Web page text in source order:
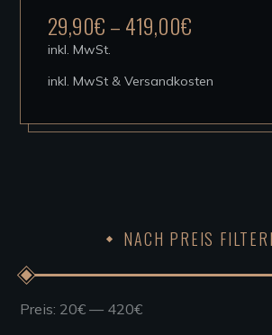
Die
gewählt
werden
29,90€–419,00€
inkl. MwSt.
inkl. MwSt & Versandkosten
NACH PREIS
Min.
Max.
Preis: 20€ — 420€